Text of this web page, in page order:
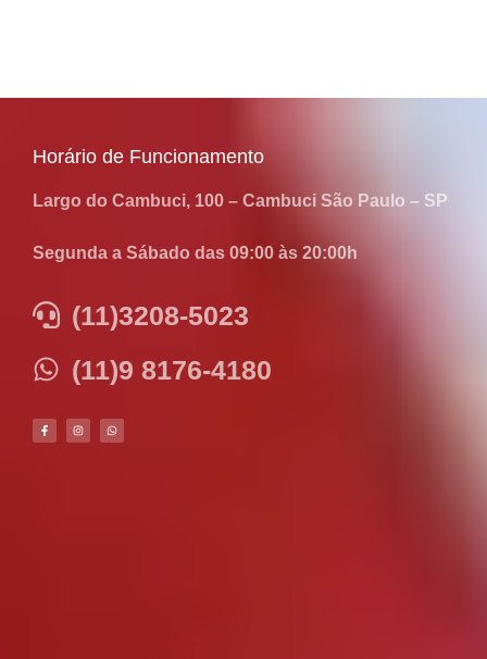
Horário de Funcionamento
Largo do Cambuci, 100 – Cambuci São Paulo – SP
Segunda a Sábado das 09:00 às 20:00h
(11)3208-5023
(11)9 8176-4180